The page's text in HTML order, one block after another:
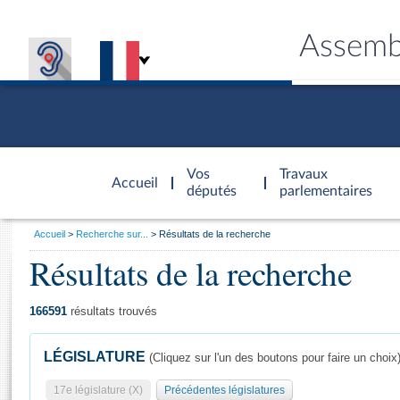
Accueil
d'accueil
Vos
députés
Travaux
parlementaires
Général
Vous
Accueil Recherche sur... Résultats de la recherche
Résultats de la recherche
166591 résultats trouvés
LÉGISLATURE (Cliquez sur l'un des boutons pour faire un choix)
17e législature (X) Précédentes législatures